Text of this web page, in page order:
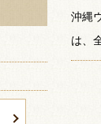
沖縄
は、